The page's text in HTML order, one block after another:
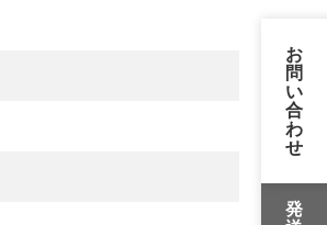
お
問
い
合
わ
せ
発